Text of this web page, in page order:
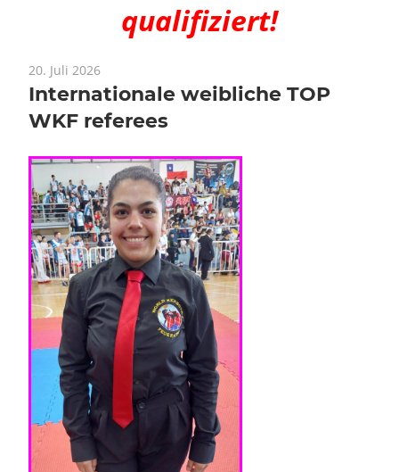
qualifiziert!
20. Juli 2026
Internationale weibliche TOP
WKF referees